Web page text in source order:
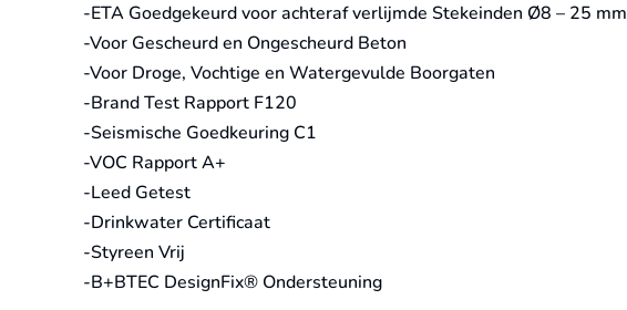
-ETA Goedgekeurd voor achteraf verlijmde Stekeinden Ø8 – 25 mm
-Voor Gescheurd en Ongescheurd Beton
-Voor Droge, Vochtige en Watergevulde Boorgaten
-Brand Test Rapport F120
-Seismische Goedkeuring C1
-VOC Rapport A+
-Leed Getest
-Drinkwater Certificaat
-Styreen Vrij
-B+BTEC DesignFix® Ondersteuning